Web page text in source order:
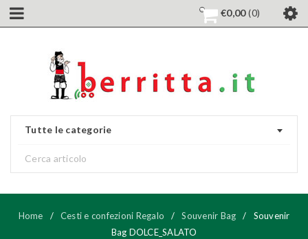
€0,00 0
Tutte le categorie
Home / Cesti e confezioni Regalo / Souvenir Bag /
Souvenir
Bag DOLCE_SALATO